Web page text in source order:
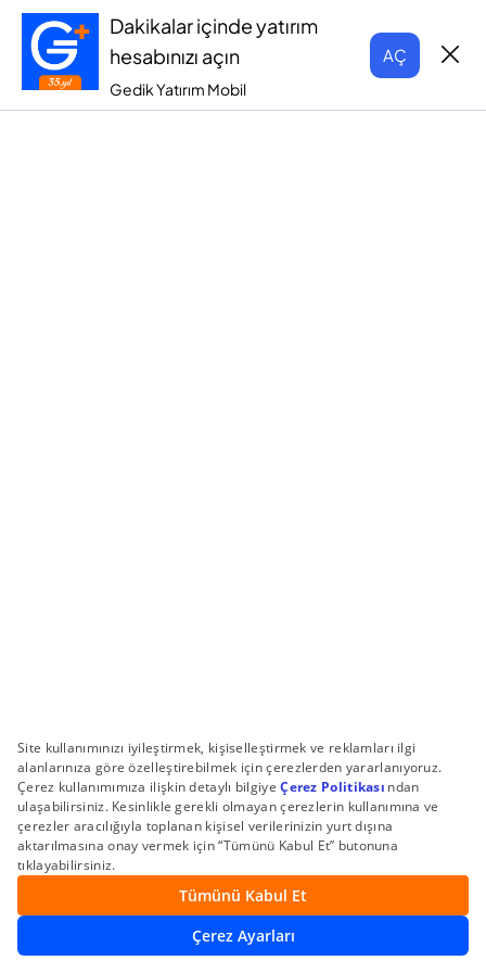
Dakikalar içinde yatırım
hesabınızı açın
Gedik Yatırım Mobil
AÇ